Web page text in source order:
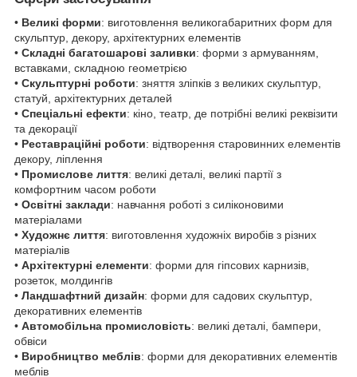
• Великі форми: виготовлення великогабаритних форм для
скульптур, декору, архітектурних елементів
• Складні багатошарові заливки: форми з армуванням,
вставками, складною геометрією
• Скульптурні роботи: зняття зліпків з великих скульптур,
статуй, архітектурних деталей
• Спеціальні ефекти: кіно, театр, де потрібні великі реквізити
та декорації
• Реставраційні роботи: відтворення старовинних елементів
декору, ліплення
• Промислове лиття: великі деталі, великі партії з
комфортним часом роботи
• Освітні заклади: навчання роботі з силіконовими
матеріалами
• Художнє лиття: виготовлення художніх виробів з різних
матеріалів
• Архітектурні елементи: форми для гіпсових карнизів,
розеток, молдингів
• Ландшафтний дизайн: форми для садових скульптур,
декоративних елементів
• Автомобільна промисловість: великі деталі, бампери,
обвіси
• Виробництво меблів: форми для декоративних елементів
меблів